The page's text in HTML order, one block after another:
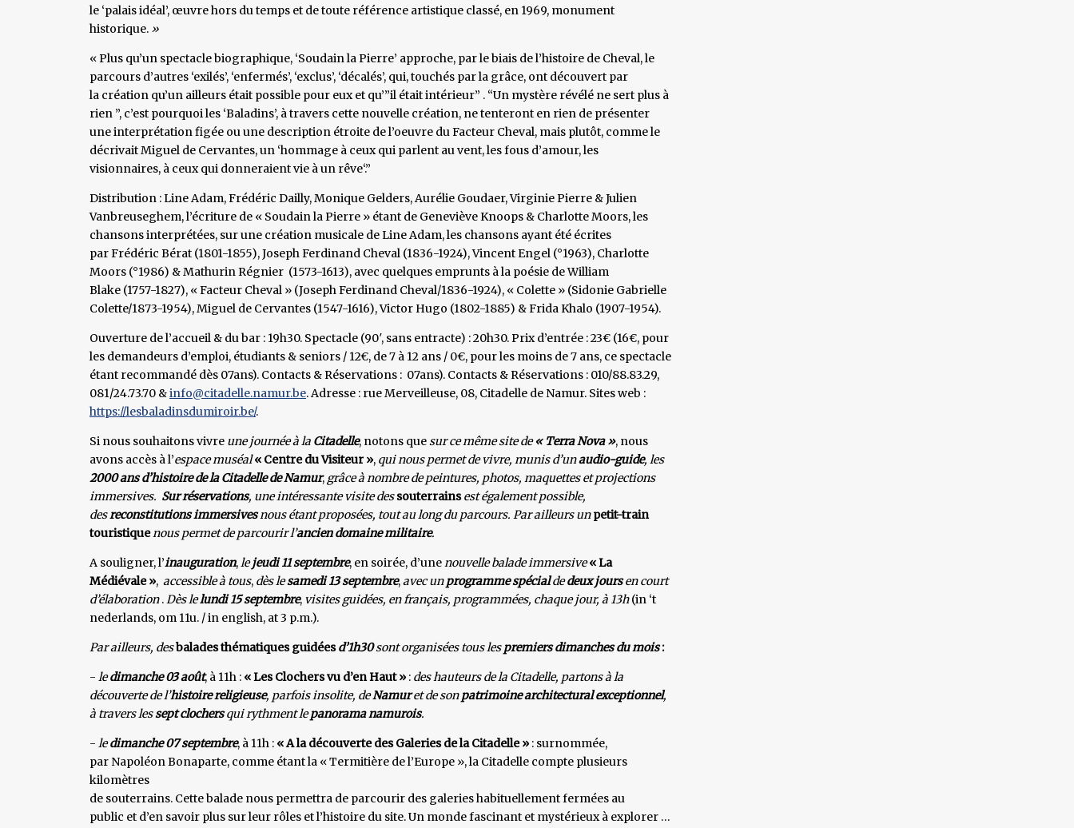
le ‘palais idéal’, œuvre hors du temps et de toute référence artistique classé, en 1969, monument
historique. »
« Plus qu’un spectacle biographique, ‘Soudain la Pierre’ approche, par le biais de l’histoire de Cheval, le
parcours d’autres ‘exilés’, ‘enfermés’, ‘exclus’, ‘décalés’, qui, touchés par la grâce, ont découvert par
la création qu’un ailleurs était possible pour eux et qu’”il était intérieur” . “Un mystère révélé ne sert plus à
rien ”, c’est pourquoi les ‘Baladins’, à travers cette nouvelle création, ne tenteront en rien de présenter
une interprétation figée ou une description étroite de l’oeuvre du Facteur Cheval, mais plutôt, comme le
décrivait Miguel de Cervantes, un ‘hommage à ceux qui parlent au vent, les fous d’amour, les
visionnaires, à ceux qui donneraient vie à un rêve‘.”
Distribution : Line Adam, Frédéric Dailly, Monique Gelders, Aurélie Goudaer, Virginie Pierre & Julien
Vanbreuseghem, l’écriture de « Soudain la Pierre » étant de Geneviève Knoops & Charlotte Moors, les
chansons interprétées, sur une création musicale de Line Adam, les chansons ayant été écrites
par Frédéric Bérat (1801-1855), Joseph Ferdinand Cheval (1836-1924), Vincent Engel (°1963), Charlotte
Moors (°1986) & Mathurin Régnier (1573-1613), avec quelques emprunts à la poésie de William
Blake (1757-1827), « Facteur Cheval » (Joseph Ferdinand Cheval/1836-1924), « Colette » (Sidonie Gabrielle
Colette/1873-1954), Miguel de Cervantes (1547-1616), Victor Hugo (1802-1885) & Frida Khalo (1907-1954).
Ouverture de l’accueil & du bar : 19h30. Spectacle (90′, sans entracte) : 20h30. Prix d’entrée : 23€ (16€, pour
les demandeurs d’emploi, étudiants & seniors / 12€, de 7 à 12 ans / 0€, pour les moins de 7 ans, ce spectacle
étant recommandé dès 07ans). Contacts & Réservations : 07ans). Contacts & Réservations : 010/88.83.29,
081/24.73.70 &info@citadelle.namur.be. Adresse : rue Merveilleuse, 08, Citadelle de Namur. Sites web :
https://lesbaladinsdumiroir.be/.
Si nous souhaitons vivre une journée à la Citadelle, notons quesur ce même site de« Terra Nova », nous
avons accès à l’espace muséal « Centre du Visiteur », qui nous permet de vivre, munis d’unaudio-guide, les
2000 ans d’histoire de la Citadelle de Namur, grâce à nombre de peintures, photos, maquettes et projections
immersives. Sur réservations, une intéressante visite des souterrains est également possible,
desreconstitutionsimmersivesnous étant proposées, tout au long du parcours. Par ailleurs unpetit-train
touristiquenous permet de parcourir l’ancien domaine militaire.
A souligner, l’inauguration,lejeudi 11 septembre, en soirée, d’unenouvelle balade immersive « La
Médiévale », accessible à tous, dès lesamedi 13 septembre,avec unprogramme spécialdedeux joursen court
d’élaboration.Dès lelundi 15 septembre, visites guidées, en français, programmées, chaque jour, à 13h(in ‘t
nederlands, om 11u. / in english, at 3 p.m.).
Par ailleurs, desbalades thématiques guidées d’1h30sont organisées tous lespremiers dimanches du mois :
- le dimanche 03 août, à 11h : « Les Clochers vu d’en Haut » : des hauteurs de la Citadelle, partons à la
découverte de l’histoire religieuse, parfois insolite, deNamuret de sonpatrimoine architectural exceptionnel,
à travers lessept clochersqui rythment lepanorama namurois.
- ledimanche 07 septembre, à 11h : « A la découverte des Galeries de la Citadelle » : surnommée,
par Napoléon Bonaparte, comme étant la « Termitière de l’Europe », la Citadelle compte plusieurs
kilomètres
de souterrains. Cette balade nous permettra de parcourir des galeries habituellement fermées au
public et d’en savoir plus sur leur rôles et l’histoire du site. Un monde fascinant et mystérieux à explorer …